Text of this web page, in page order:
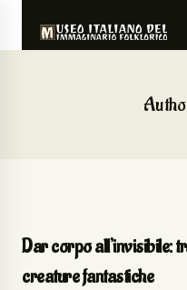
Dar corpo all’invisibile:
creature fantastiche